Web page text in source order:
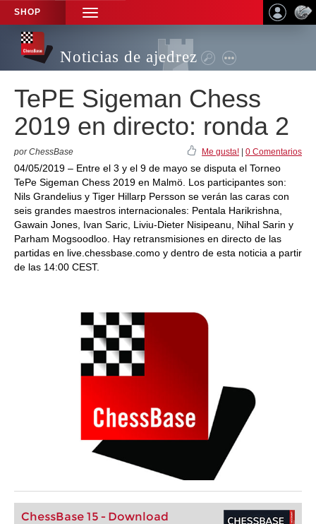
SHOP
TOGGLE
NAVIGATION
Noticias de ajedrez
TePE Sigeman Chess
2019 en directo: ronda 2
por ChessBase Me gusta! 0 Comentarios
04/05/2019 – Entre el 3 y el 9 de mayo se disputa el Torneo
TePe Sigeman Chess 2019 en Malmö. Los participantes son:
Nils Grandelius y Tiger Hillarp Persson se verán las caras con
seis grandes maestros internacionales: Pentala Harikrishna,
Gawain Jones, Ivan Saric, Liviu-Dieter Nisipeanu, Nihal Sarin y
Parham Mogsoodloo. Hay retransmisiones en directo de las
partidas en live.chessbase.como y dentro de esta noticia a partir
de las 14:00 CEST.
ChessBase 15 - Download